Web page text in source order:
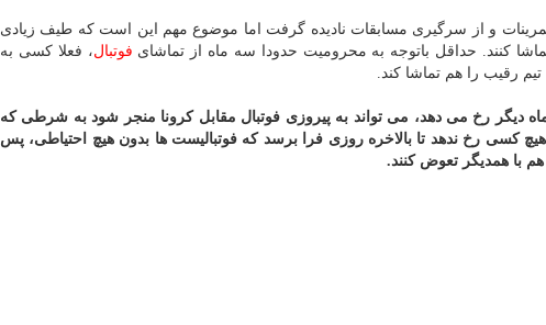
تمرینات و از سرگیری مسابقات نادیده گرفت اما موضوع مهم این است که طیف زیادی
کنند. حداقل باتوجه به محرومیت حدودا سه ماه از تماشای فوتبال، فعلا کسی به
رقیب را هم تماشا کند.
دیگر رخ می دهد، می تواند به پیروزی فوتبال مقابل کرونا منجر شود به شرطی که
رخ ندهد تا بالاخره روزی فرا برسد که فوتبالیست ها بدون هیچ احتیاطی، پس
هم با همدیگر تعوض کنند.